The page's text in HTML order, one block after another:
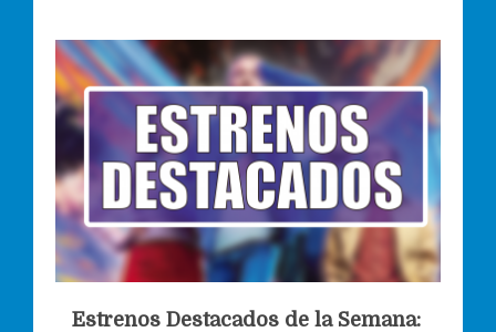
Estrenos Destacados de la Semana: